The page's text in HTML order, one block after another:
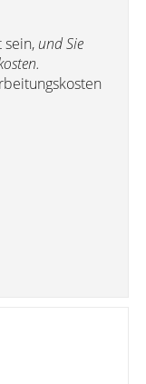
sein, und Sie